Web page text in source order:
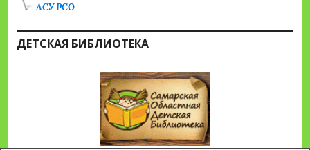
АСУ РСО
ДЕТСКАЯ БИБЛИОТЕКА